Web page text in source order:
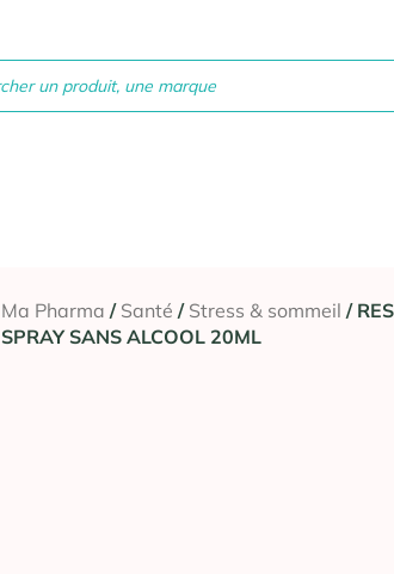
Ma Pharma / Santé / Stress & sommeil /
SPRAY SANS ALCOOL 20ML